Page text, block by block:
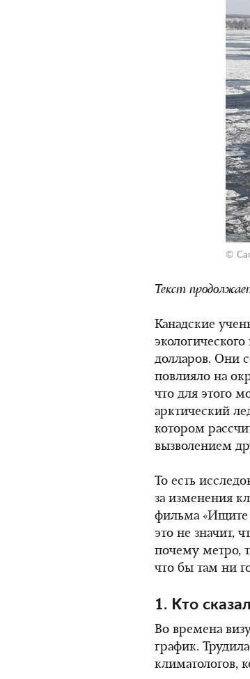
©
Текст
Канадские
долларов. Они
повлияло на
что для этого
арктический
котором
вызволением
То есть
за изменения
фильма «Ищите
это не значит,
почему метро,
что бы там ни
1. Кто
Во времена
график.
климатологов,